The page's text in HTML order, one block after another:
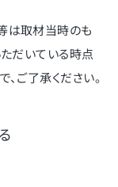
は取材当時のも
だいている時点
ご了承ください。